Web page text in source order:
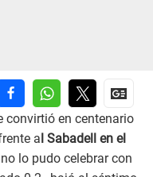
convirtió en centenario
a l Sabadell en el
lo pudo celebrar con